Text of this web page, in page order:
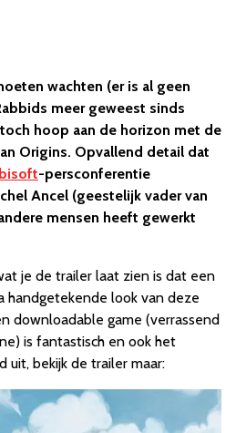
wachten (er is al geen
meer geweest sinds
hoop aan de horizon met de
Origins. Opvallend detail dat
-persconferentie
Ancel (geestelijk vader van
mensen heeft gewerkt
je de trailer laat zien is dat een
handgetekende look van deze
downloadable game (verrassend
is fantastisch en ook het
bekijk de trailer maar: